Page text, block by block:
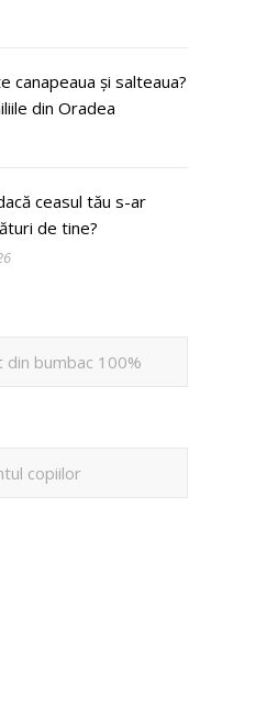
canapeaua și salteaua?
din Oradea
ceasul tău s-ar
de tine?
din bumbac 100%
copiilor